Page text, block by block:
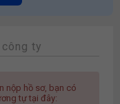
ty
nộp hồ sơ, bạn có
tự tại đây: